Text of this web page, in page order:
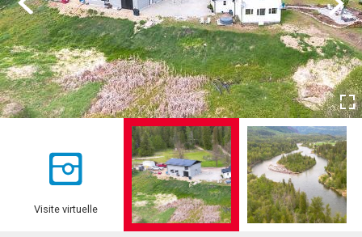
Visite virtuelle